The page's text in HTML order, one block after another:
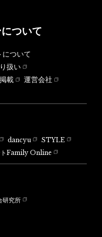
ついて
について
扱い
載
運営会社
dancyu
STYLE
トFamily Online
究所